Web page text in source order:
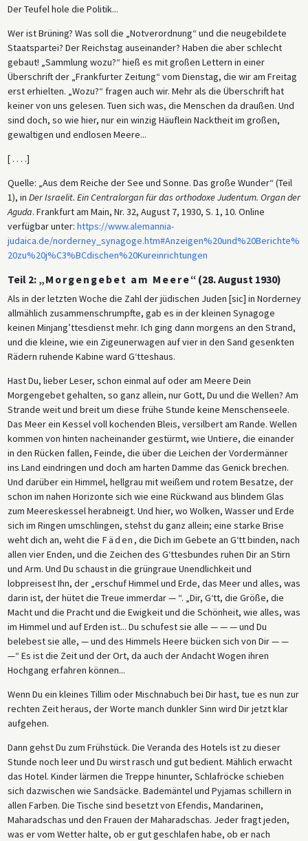
Der Teufel hole die Politik...
Wer ist Brüning? Was soll die „Notverordnung“ und die neugebildete
Staatspartei? Der Reichstag auseinander? Haben die aber schlecht
gebaut! „Sammlung wozu?“ hieß es mit großen Lettern in einer
Überschrift der „Frankfurter Zeitung“ vom Dienstag, die wir am Freitag
erst erhielten. „Wozu?“ fragen auch wir. Mehr als die Überschrift hat
keiner von uns gelesen. Tuen sich was, die Menschen da draußen. Und
sind doch, so wie hier, nur ein winzig Häuflein Nacktheit im großen,
gewaltigen und endlosen Meere...
[ . . . .]
Quelle: „Aus dem Reiche der See und Sonne. Das große Wunder“ (Teil
1), in Der Israelit. Ein Centralorgan für das orthodoxe Judentum. Organ der
Aguda. Frankfurt am Main, Nr. 32, August 7, 1930, S. 1, 10. Online
verfügbar unter: https://www.alemannia-
judaica.de/norderney_synagoge.htm#Anzeigen%20und%20Berichte%
20zu%20j%C3%BCdischen%20Kureinrichtungen
Teil 2: „Morgengebet am Meere“ (28. August 1930)
Als in der letzten Woche die Zahl der jüdischen Juden [sic] in Norderney
allmählich zusammenschrumpfte, gab es in der kleinen Synagoge
keinen Minjang’ttesdienst mehr. Ich ging dann morgens an den Strand,
und die kleine, wie ein Zigeunerwagen auf vier in den Sand gesenkten
Rädern ruhende Kabine ward G‘tteshaus.
Hast Du, lieber Leser, schon einmal auf oder am Meere Dein
Morgengebet gehalten, so ganz allein, nur Gott, Du und die Wellen? Am
Strande weit und breit um diese frühe Stunde keine Menschenseele.
Das Meer ein Kessel voll kochenden Bleis, versilbert am Rande. Wellen
kommen von hinten nacheinander gestürmt, wie Untiere, die einander
in den Rücken fallen, Feinde, die über die Leichen der Vordermänner
ins Land eindringen und doch am harten Damme das Genick brechen.
Und darüber ein Himmel, hellgrau mit weißem und rotem Besatze, der
schon im nahen Horizonte sich wie eine Rückwand aus blindem Glas
zum Meereskessel herabneigt. Und hier, wo Wolken, Wasser und Erde
sich im Ringen umschlingen, stehst du ganz allein; eine starke Brise
weht dich an, weht die Fäden , die Dich im Gebete an G‘tt binden, nach
allen vier Enden, und die Zeichen des G‘ttesbundes ruhen Dir an Stirn
und Arm. Und Du schaust in die grüngraue Unendlichkeit und
lobpreisest Ihn, der „erschuf Himmel und Erde, das Meer und alles, was
darin ist, der hütet die Treue immerdar — “. „Dir, G‘tt, die Größe, die
Macht und die Pracht und die Ewigkeit und die Schönheit, wie alles, was
im Himmel und auf Erden ist... Du schufest sie alle — — — und Du
belebest sie alle, — und des Himmels Heere bücken sich von Dir — —
—“ Es ist die Zeit und der Ort, da auch der Andacht Wogen ihren
Hochgang erfahren können...
Wenn Du ein kleines Tillim oder Mischnabuch bei Dir hast, tue es nun zur
rechten Zeit heraus, der Worte manch dunkler Sinn wird Dir jetzt klar
aufgehen.
Dann gehst Du zum Frühstück. Die Veranda des Hotels ist zu dieser
Stunde noch leer und Du wirst rasch und gut bedient. Mählich erwacht
das Hotel. Kinder lärmen die Treppe hinunter, Schlafröcke schieben
sich dazwischen wie Sandsäcke. Bademäntel und Pyjamas schillern in
allen Farben. Die Tische sind besetzt von Efendis, Mandarinen,
Maharadschas und den Frauen der Maharadschas. Jeder fragt jeden,
was er vom Wetter halte, ob er gut geschlafen habe, ob er nach